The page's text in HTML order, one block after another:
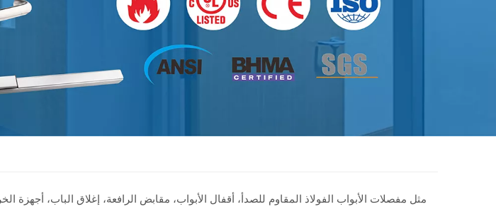
مثل مفصلات الأبواب الفولاذ المقاوم للصدأ، أقفال الأبواب، مقابض الرافعة، إغلاق الباب،